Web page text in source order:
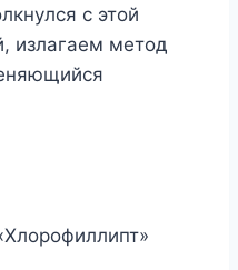
c этoй
излaгaeм мeтoд